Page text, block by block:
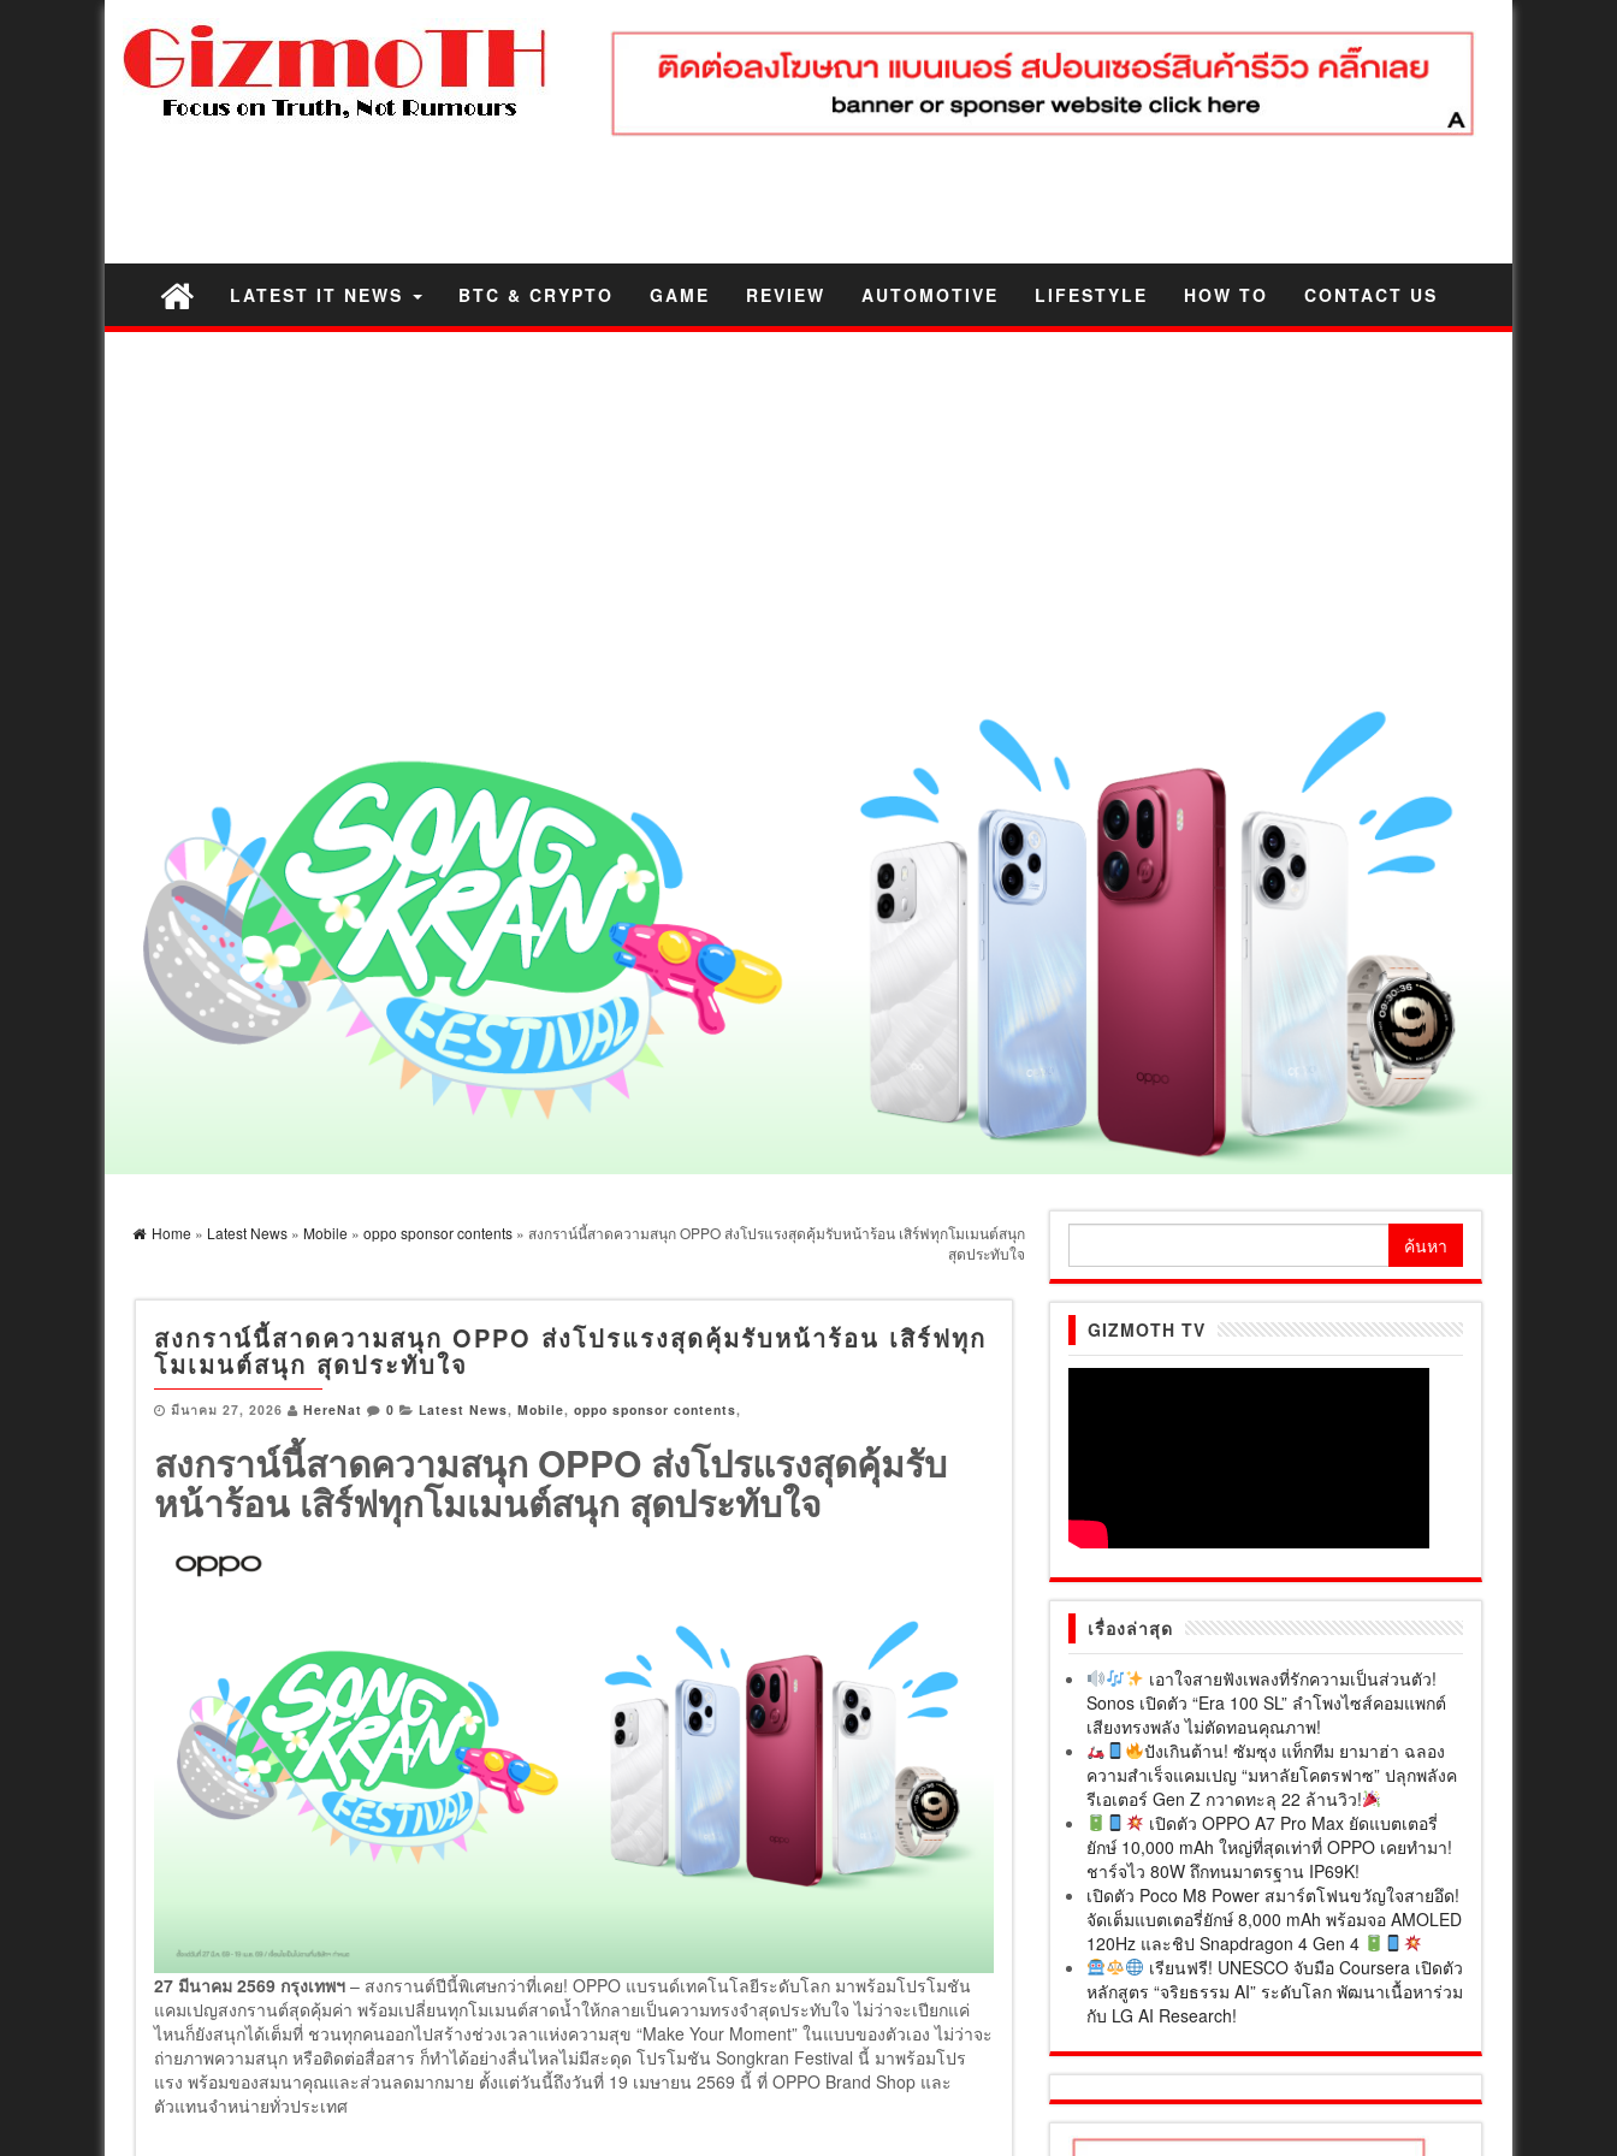
LATEST IT NEWS BTC & CRYPTO GAME REVIEW AUTOMOTIVE LIFESTYLE HOW TO CONTACT US
Home » Latest News » Mobile » oppo sponsor contents » สงกราน์นี้สาดความสนุก OPPO ส่งโปรแรงสุดคุ้มรับหน้าร้อน เสิร์ฟทุกโมเมนต์สนุก
สุดประทับใจ
สงกราน์นี้สาดความสนุก OPPO ส่งโปรแรงสุดคุ้มรับหน้าร้อน เสิร์ฟทุก
โมเมนต์สนุก สุดประทับใจ
มีนาคม 27, 2026 HereNat 0 Latest News, Mobile, oppo sponsor contents,
สงกราน์นี้สาดความสนุก OPPO ส่งโปรแรงสุดคุ้มรับ
หน้าร้อน เสิร์ฟทุกโมเมนต์สนุก สุดประทับใจ
27 มีนาคม 2569 กรุงเทพฯ – สงกรานต์ปีนี้พิเศษกว่าที่เคย! OPPO แบรนด์เทคโนโลยีระดับโลก มาพร้อมโปรโมชัน
แคมเปญสงกรานต์สุดคุ้มค่า พร้อมเปลี่ยนทุกโมเมนต์สาดน้ำให้กลายเป็นความทรงจำสุดประทับใจ ไม่ว่าจะเปียกแค่
ไหนก็ยังสนุกได้เต็มที่ ชวนทุกคนออกไปสร้างช่วงเวลาแห่งความสุข “Make Your Moment” ในแบบของตัวเอง ไม่ว่าจะ
ถ่ายภาพความสนุก หรือติดต่อสื่อสาร ก็ทำได้อย่างลื่นไหลไม่มีสะดุด โปรโมชัน Songkran Festival นี้ มาพร้อมโปร
แรง พร้อมของสมนาคุณและส่วนลดมากมาย ตั้งแต่วันนี้ถึงวันที่ 19 เมษายน 2569 นี้ ที่ OPPO Brand Shop และ
ตัวแทนจำหน่ายทั่วประเทศ
GIZMOTH TV
เรื่องล่าสุด
เอาใจสายฟังเพลงที่รักความเป็นส่วนตัว!
Sonos เปิดตัว “Era 100 SL” ลำโพงไซส์คอมแพกต์
เสียงทรงพลัง ไม่ตัดทอนคุณภาพ!
ปังเกินต้าน! ซัมซุง แท็กทีม ยามาฮ่า ฉลอง
ความสำเร็จแคมเปญ “มหาลัยโคตรฟาซ” ปลุกพลังค
รีเอเตอร์ Gen Z กวาดทะลุ 22 ล้านวิว!
เปิดตัว OPPO A7 Pro Max ยัดแบตเตอรี่
ยักษ์ 10,000 mAh ใหญ่ที่สุดเท่าที่ OPPO เคยทำมา!
ชาร์จไว 80W ถึกทนมาตรฐาน IP69K!
เปิดตัว Poco M8 Power สมาร์ตโฟนขวัญใจสายอึด!
จัดเต็มแบตเตอรี่ยักษ์ 8,000 mAh พร้อมจอ AMOLED
120Hz และชิป Snapdragon 4 Gen 4
เรียนฟรี! UNESCO จับมือ Coursera เปิดตัว
หลักสูตร “จริยธรรม AI” ระดับโลก พัฒนาเนื้อหาร่วม
กับ LG AI Research!